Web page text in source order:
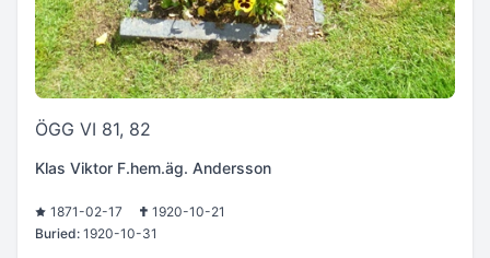
ÖGG VI 81, 82
Klas Viktor F.hem.äg. Andersson
1871-02-17
1920-10-21
Buried: 1920-10-31